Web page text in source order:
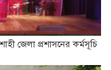
জেলা প্রশাসনের কর্মসূচি